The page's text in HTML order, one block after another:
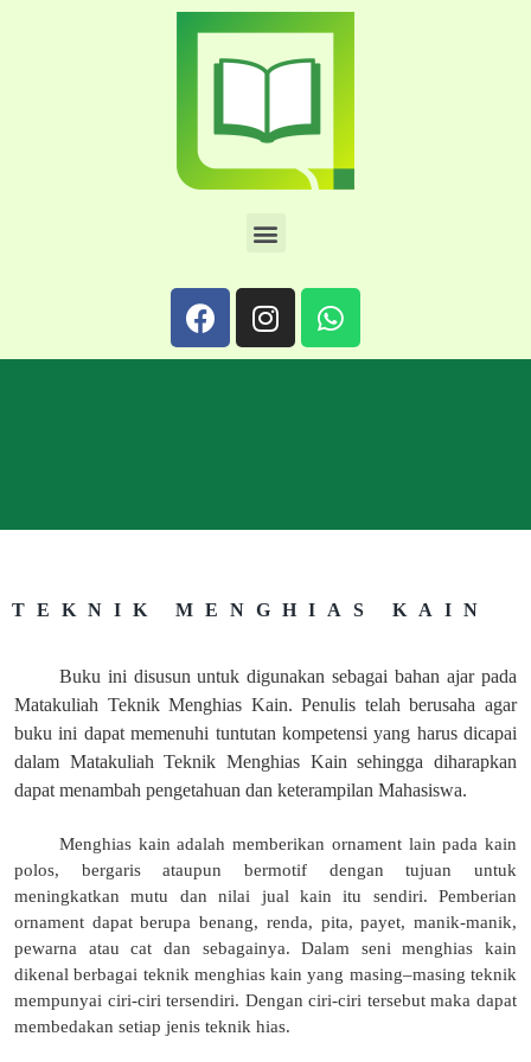
TEKNIK MENGHIAS KAIN
Buku ini disusun untuk digunakan sebagai bahan ajar pada
Matakuliah Teknik Menghias Kain. Penulis telah berusaha agar
buku ini dapat memenuhi tuntutan kompetensi yang harus dicapai
dalam Matakuliah Teknik Menghias Kain sehingga diharapkan
dapat menambah pengetahuan dan keterampilan Mahasiswa.
Menghias kain adalah memberikan ornament lain pada kain
polos, bergaris ataupun bermotif dengan tujuan untuk
meningkatkan mutu dan nilai jual kain itu sendiri. Pemberian
ornament dapat berupa benang, renda, pita, payet, manik-manik,
pewarna atau cat dan sebagainya. Dalam seni menghias kain
dikenal berbagai teknik menghias kain yang masing–masing teknik
mempunyai ciri-ciri tersendiri. Dengan ciri-ciri tersebut maka dapat
membedakan setiap jenis teknik hias.